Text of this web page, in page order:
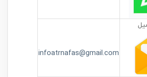
infoatrnafas@gmail.com